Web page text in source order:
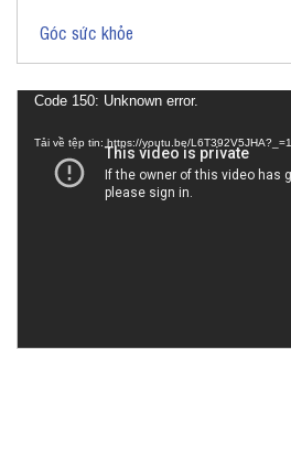
Góc sức khỏe
Trình
Code 150: Unknown error.
Tải về tệp tin: https://youtu.be/L6T392V5JHA?_=1